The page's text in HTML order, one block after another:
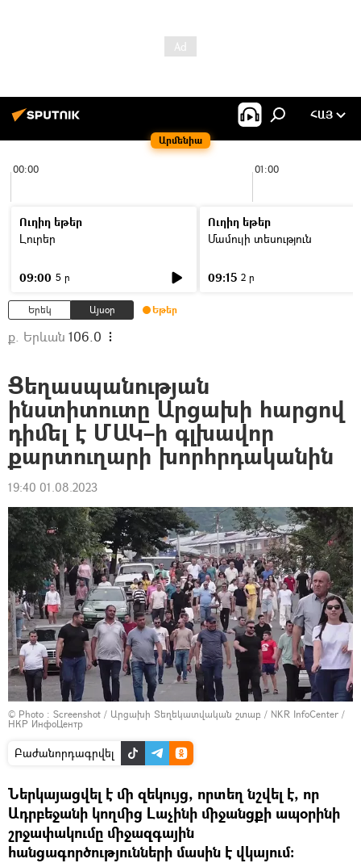
Արմենիա
ՀԱՅ
00:00 01:00
Ուղիղ եթեր
Լուրեր
09:00 5 ր
Ուղիղ եթեր
Մամուլի տեսություն
09:15 2 ր
Երեկ Այսօր Եթեր
ք. Երևան 106.0
Ցեղասպանության
ինստիտուտը Արցախի հարցով
դիմել է ՄԱԿ–ի գլխավոր
քարտուղարի խորհրդականին
19:40 01.08.2023
© Photo : Screenshot / Արցախի Տեղեկատվական շտաբ / NKR InfoCenter /
НКР ИнфоЦентр
Բաժանորդագրվել
Ներկայացվել է մի զեկույց, որտեղ նշվել է, որ
Ադրբեջանի կողմից Լաչինի միջանցքի ապօրինի
շրջափակումը միջազգային
հանցագործությունների մասին է վկայում։